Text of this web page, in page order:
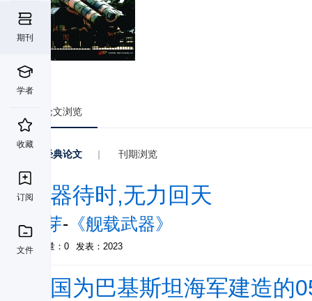
期刊
学者
收藏
订阅
文件
论文浏览
经典论文 | 刊期浏览
藏器待时,无力回天
缎芽- 《舰载武器》
被引量：0 发表：2023
中国为巴基斯坦海军建造